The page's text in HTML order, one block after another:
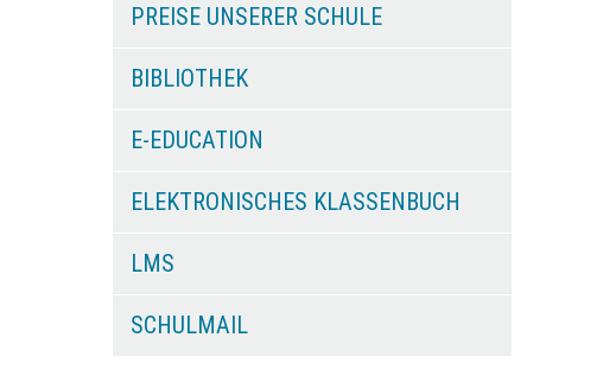
PREISE UNSERER SCHULE
BIBLIOTHEK
E-EDUCATION
ELEKTRONISCHES KLASSENBUCH
LMS
SCHULMAIL